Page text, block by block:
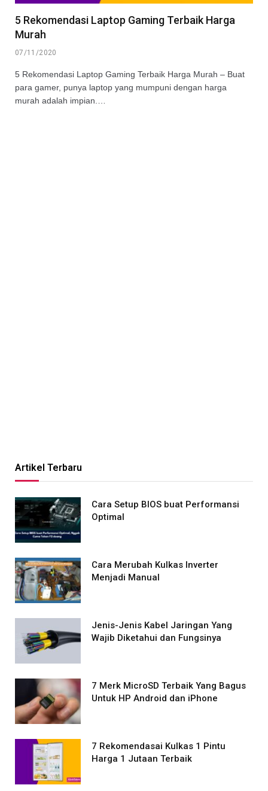
5 Rekomendasi Laptop Gaming Terbaik Harga
Murah
07/11/2020
5 Rekomendasi Laptop Gaming Terbaik Harga Murah – Buat
para gamer, punya laptop yang mumpuni dengan harga
murah adalah impian.…
Artikel Terbaru
Cara Setup BIOS buat Performansi
Optimal
Cara Merubah Kulkas Inverter
Menjadi Manual
Jenis-Jenis Kabel Jaringan Yang
Wajib Diketahui dan Fungsinya
7 Merk MicroSD Terbaik Yang Bagus
Untuk HP Android dan iPhone
7 Rekomendasai Kulkas 1 Pintu
Harga 1 Jutaan Terbaik